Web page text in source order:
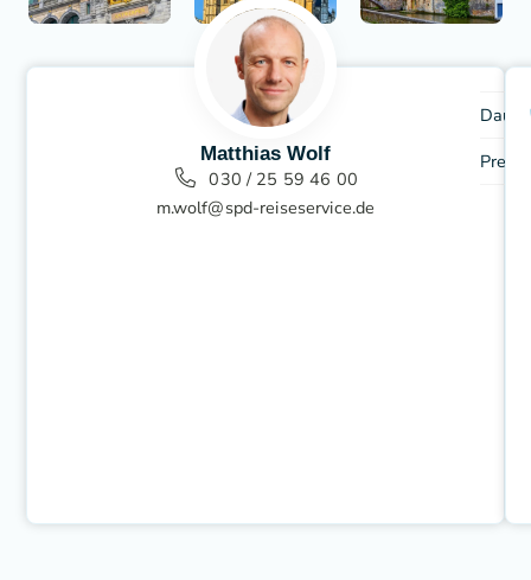
Matthias Wolf
030 / 25 59 46 00
m.wolf@spd-reiseservice.de
Dauer
Preis